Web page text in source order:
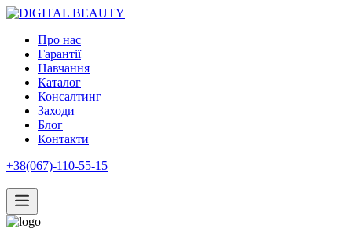
Про нас
Гарантії
Навчання
Каталог
Консалтинг
Заходи
Блог
Контакти
+38(067)-110-55-15